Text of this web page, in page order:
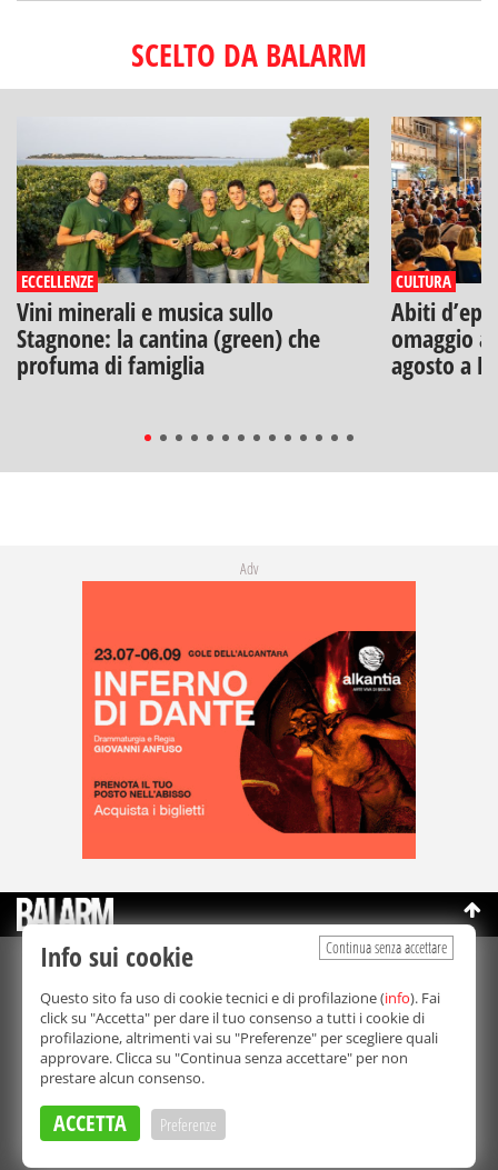
SCELTO DA BALARM
ECCELLENZE
Vini minerali e musica sullo
Stagnone: la cantina (green) che
profuma di famiglia
CULTURA
Abiti
omaggio
agosto a
Adv
©Copyright 2003-2026
Bmedia Srl- P.IVA 07064240828
La riproduzione totale o parziale di tutti i contenuti, in qualunque
forma, su qualsiasi supporto è proibita.
Balarm.it è una testata giornalistica registrata. Autorizzazione del
Tribunale di Palermo n° 32 del 21/10/2003
Direttore responsabile:
Continua senza accettare
Info sui cookie
Questo sito fa uso di cookie tecnici e di profilazione (info). Fai
click su "Accetta" per dare il tuo consenso a tutti i cookie di
profilazione, altrimenti vai su "Preferenze" per scegliere quali
approvare. Clicca su "Continua senza accettare" per non
prestare alcun consenso.
ACCETTA Preferenze